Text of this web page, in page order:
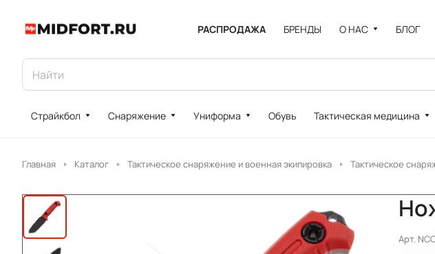
РАСПРОДАЖА БРЕНДЫ О НАС БЛОГ
Страйкбол Снаряжение Униформа Обувь Тактическая медицина
Главная Каталог Тактическое снаряжение и военная экипировка Тактическое
Арт.